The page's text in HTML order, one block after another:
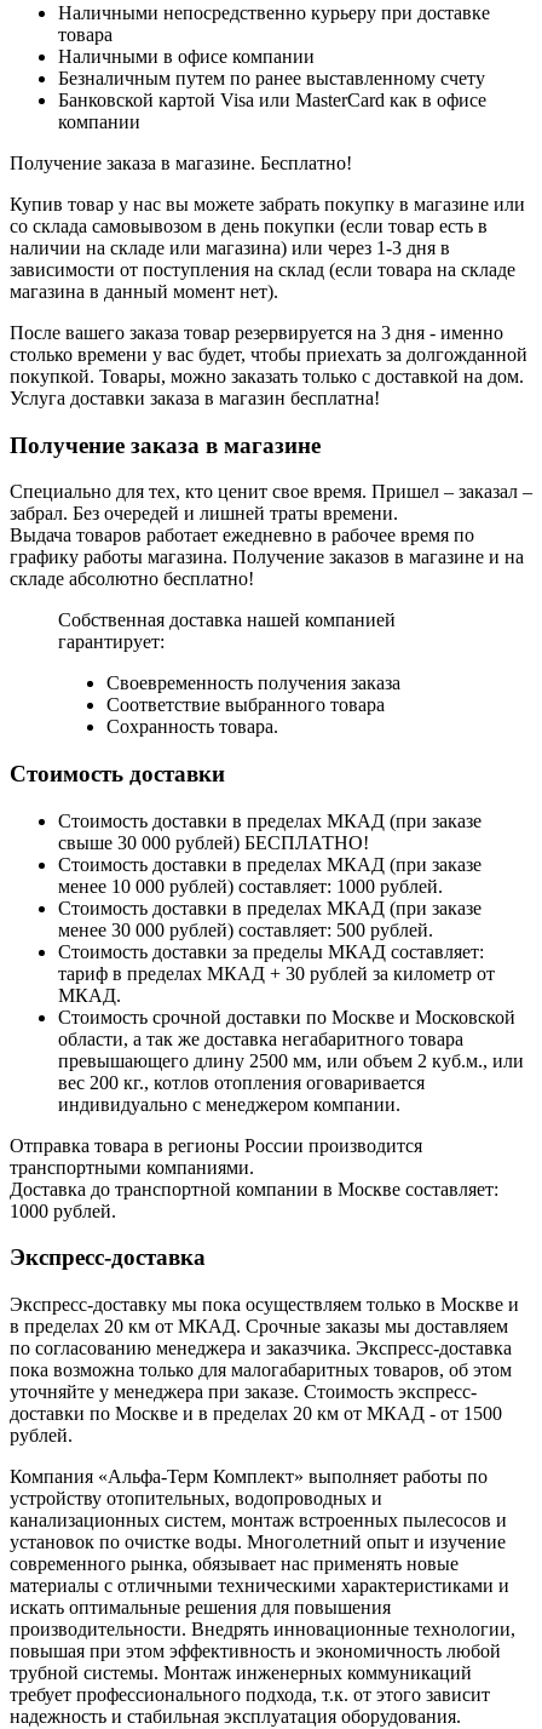
Наличными непосредственно курьеру при доставке
товара
Наличными в офисе компании
Безналичным путем по ранее выставленному счету
Банковской картой Visa или MasterCard как в офисе
компании
Получение заказа в магазине. Бесплатно!
Купив товар у нас вы можете забрать покупку в магазине или
со склада самовывозом в день покупки (если товар есть в
наличии на складе или магазина) или через 1-3 дня в
зависимости от поступления на склад (если товара на складе
магазина в данный момент нет).
После вашего заказа товар резервируется на 3 дня - именно
столько времени у вас будет, чтобы приехать за долгожданной
покупкой. Товары, можно заказать только с доставкой на дом.
Услуга доставки заказа в магазин бесплатна!
Получение заказа в магазине
Специально для тех, кто ценит свое время. Пришел – заказал –
забрал. Без очередей и лишней траты времени.
Выдача товаров работает ежедневно в рабочее время по
графику работы магазина. Получение заказов в магазине и на
складе абсолютно бесплатно!
Собственная доставка нашей компанией
гарантирует:
Своевременность получения заказа
Соответствие выбранного товара
Сохранность товара.
Стоимость доставки
Стоимость доставки в пределах МКАД (при заказе
свыше 30 000 рублей) БЕСПЛАТНО!
Стоимость доставки в пределах МКАД (при заказе
менее 10 000 рублей) составляет: 1000 рублей.
Стоимость доставки в пределах МКАД (при заказе
менее 30 000 рублей) составляет: 500 рублей.
Стоимость доставки за пределы МКАД составляет:
тариф в пределах МКАД + 30 рублей за километр от
МКАД.
Стоимость срочной доставки по Москве и Московской
области, а так же доставка негабаритного товара
превышающего длину 2500 мм, или объем 2 куб.м., или
вес 200 кг., котлов отопления оговаривается
индивидуально с менеджером компании.
Отправка товара в регионы России производится
транспортными компаниями.
Доставка до транспортной компании в Москве составляет:
1000 рублей.
Экспресс-доставка
Экспресс-доставку мы пока осуществляем только в Москве и
в пределах 20 км от МКАД. Срочные заказы мы доставляем
по согласованию менеджера и заказчика. Экспресс-доставка
пока возможна только для малогабаритных товаров, об этом
уточняйте у менеджера при заказе. Стоимость экспресс-
доставки по Москве и в пределах 20 км от МКАД - от 1500
рублей.
Компания «Альфа-Терм Комплект» выполняет работы по
устройству отопительных, водопроводных и
канализационных систем, монтаж встроенных пылесосов и
установок по очистке воды. Многолетний опыт и изучение
современного рынка, обязывает нас применять новые
материалы с отличными техническими характеристиками и
искать оптимальные решения для повышения
производительности. Внедрять инновационные технологии,
повышая при этом эффективность и экономичность любой
трубной системы. Монтаж инженерных коммуникаций
требует профессионального подхода, т.к. от этого зависит
надежность и стабильная эксплуатация оборудования.